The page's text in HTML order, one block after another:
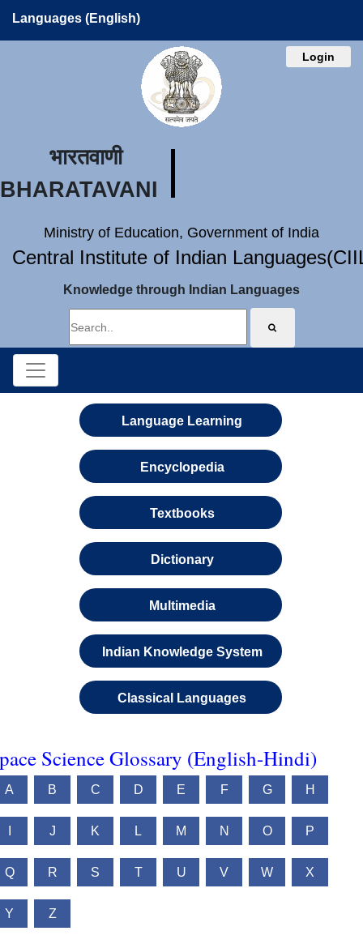
Languages (English)
Login
भारतवाणी
BHARATAVANI
Ministry of Education, Government of India
Central Institute of Indian
Knowledge through Indian Languages
Language Learning
Encyclopedia
Textbooks
Dictionary
Multimedia
Indian Knowledge System
Classical Languages
Science Glossary (English-Hindi)
A B C D E F G H
J K L M N O P
Q R S T U V W X
Y Z